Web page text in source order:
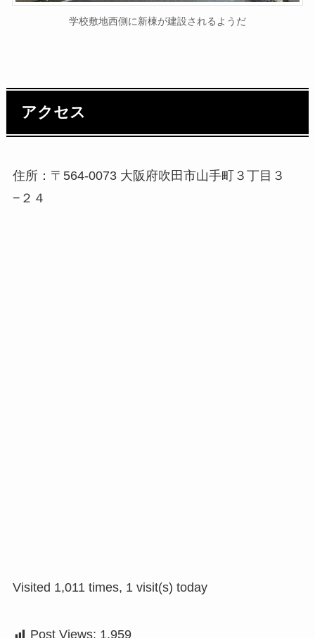
学校敷地西側に新棟が建設されるようだ
アクセス
住所：〒564-0073 大阪府吹田市山手町３丁目３
−２４
Visited 1,011 times, 1 visit(s) today
Post Views: 1,959